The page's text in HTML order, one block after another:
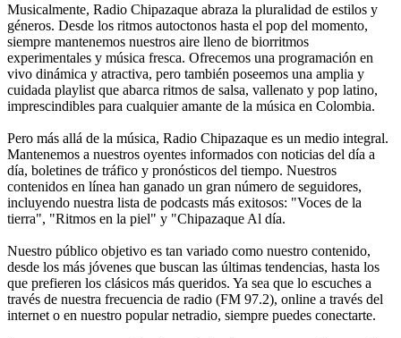
Musicalmente, Radio Chipazaque abraza la pluralidad de estilos y
géneros. Desde los ritmos autoctonos hasta el pop del momento,
siempre mantenemos nuestros aire lleno de biorritmos
experimentales y música fresca. Ofrecemos una programación en
vivo dinámica y atractiva, pero también poseemos una amplia y
cuidada playlist que abarca ritmos de salsa, vallenato y pop latino,
imprescindibles para cualquier amante de la música en Colombia.
Pero más allá de la música, Radio Chipazaque es un medio integral.
Mantenemos a nuestros oyentes informados con noticias del día a
día, boletines de tráfico y pronósticos del tiempo. Nuestros
contenidos en línea han ganado un gran número de seguidores,
incluyendo nuestra lista de podcasts más exitosos: "Voces de la
tierra", "Ritmos en la piel" y "Chipazaque Al día.
Nuestro público objetivo es tan variado como nuestro contenido,
desde los más jóvenes que buscan las últimas tendencias, hasta los
que prefieren los clásicos más queridos. Ya sea que lo escuches a
través de nuestra frecuencia de radio (FM 97.2), online a través del
internet o en nuestro popular netradio, siempre puedes conectarte.